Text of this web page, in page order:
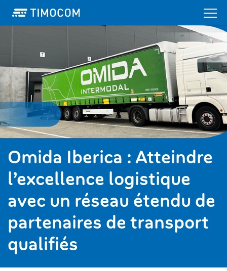
Omida Iberica : Atteindre
l’excellence logistique
avec un réseau étendu de
partenaires de transport
qualifiés